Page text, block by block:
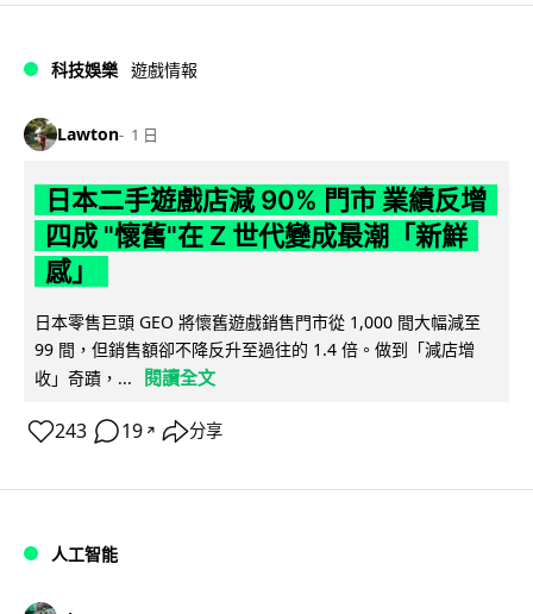
科技娛樂 遊戲情報
Lawton 1 日
日本二手遊戲店減 90% 門市 業績反增
四成 "懷舊"在 Z 世代變成最潮「新鮮
感」
日本零售巨頭 GEO 將懷舊遊戲銷售門市從 1,000 間大幅減至
99 間，但銷售額卻不降反升至過往的 1.4 倍。做到「減店增
收」奇蹟，...
閱讀全文
243 19 ↗ 分享
人工智能